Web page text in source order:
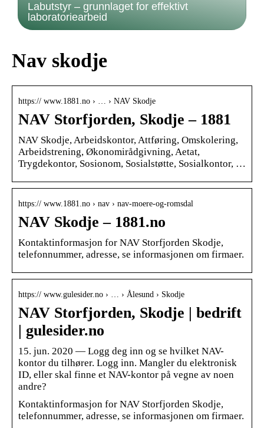
Labutstyr – grunnlaget for effektivt
laboratoriearbeid
Nav skodje
https:// www.1881.no › … › NAV Skodje
NAV Storfjorden, Skodje – 1881
NAV Skodje, Arbeidskontor, Attføring, Omskolering,
Arbeidstrening, Økonomirådgivning, Aetat,
Trygdekontor, Sosionom, Sosialstøtte, Sosialkontor, …
https:// www.1881.no › nav › nav-moere-og-romsdal
NAV Skodje – 1881.no
Kontaktinformasjon for NAV Storfjorden Skodje,
telefonnummer, adresse, se informasjonen om firmaer.
https:// www.gulesider.no › … › Ålesund › Skodje
NAV Storfjorden, Skodje | bedrift
| gulesider.no
15. jun. 2020 — Logg deg inn og se hvilket NAV-
kontor du tilhører. Logg inn. Mangler du elektronisk
ID, eller skal finne et NAV-kontor på vegne av noen
andre?
Kontaktinformasjon for NAV Storfjorden Skodje,
telefonnummer, adresse, se informasjonen om firmaer.